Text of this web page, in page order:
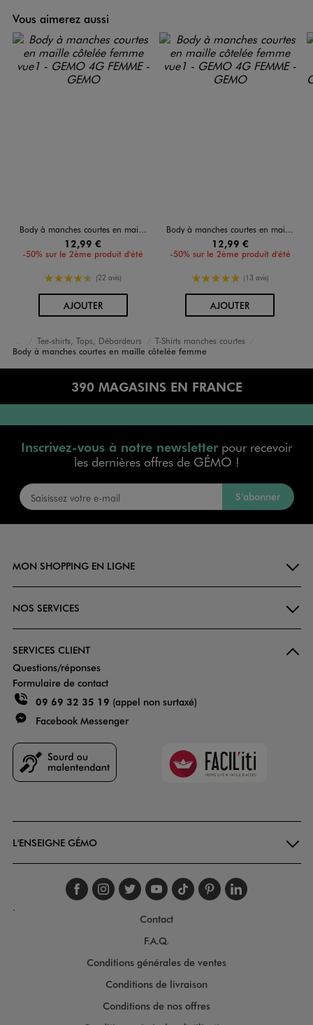
Vous aimerez aussi
Body à manches courtes en maille côtelée femme
12,99 €
-50% sur le 2ème produit d'été
4.5/5 de moyenne
(22 avis)
AJOUTERAU PANIER
Body à manches courtes en maille côtelée femme
12,99 €
-50% sur le 2ème produit d'été
5/5 de moyenne
(13 avis)
AJOUTERAU PANIER
Accueil
Femme
Vêtements
Tee-shirts, Tops, Débardeurs
T-Shirts manches courtes
Body à manches courtes en maille côtelée femme
390 MAGASINS EN FRANCE
Inscrivez-vous à notre newsletterpour recevoir
les dernières offres de GÉMO !
S’abonner
MON SHOPPING EN LIGNE
NOS SERVICES
SERVICES CLIENT
Questions/réponses
Formulaire de contact
09 69 32 35 19 (appel non surtaxé)
Facebook Messenger
Faciliti
L'ENSEIGNE GÉMO
Suivez-nous sur
Suivez-nous sur
Suivez-nous sur
Suivez-nous
Suivez-nous
Suivez-
.
Contact
F.A.Q.
Conditions générales de ventes
Conditions de livraison
Conditions de nos offres